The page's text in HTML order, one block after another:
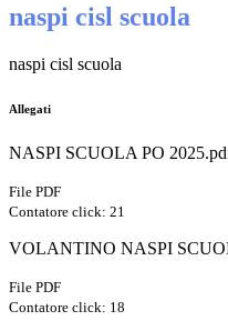
naspi cisl scuola
naspi cisl scuola
Allegati
NASPI SCUOLA PO
File PDF
Contatore click: 21
VOLANTINO NASPI
File PDF
Contatore click: 18